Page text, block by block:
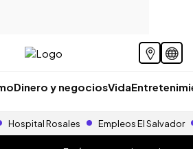
Dinero y negociosVida
Hospital Rosales Empleos El Salvador